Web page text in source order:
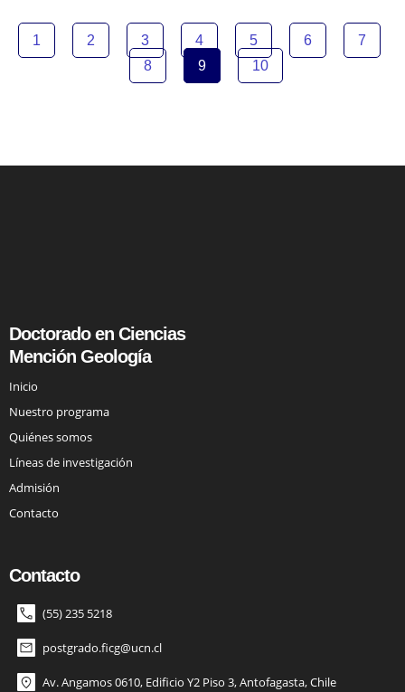
1 2 3 4 5 6
7
8
9 10
Doctorado en Ciencias
Mención Geología
Inicio
Nuestro programa
Quiénes somos
Líneas de investigación
Admisión
Contacto
Contacto
(55) 235 5218
postgrado.ficg@ucn.cl
Av. Angamos 0610, Edificio Y2 Piso 3, Antofagasta, Chile